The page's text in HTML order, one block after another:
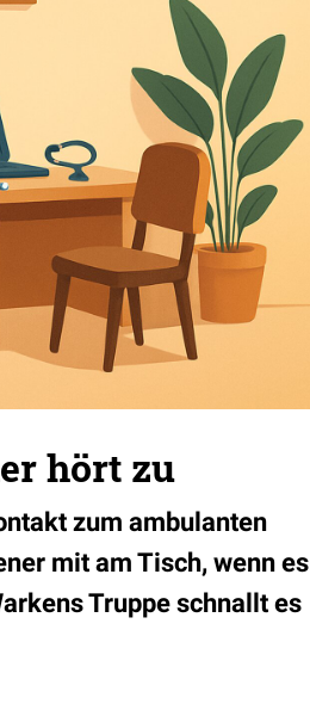
hört zu
zum ambulanten
mit am Tisch, wenn es
Truppe schnallt es